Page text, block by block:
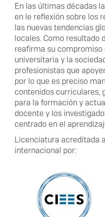
En las últimas décadas
en le reflexión sobre los
las nuevas tendencias
locales. Como resultado
reafirma su compromiso
universitaria y la
profesionistas que
por lo que es preciso
contenidos curriculares,
para la formación y
docente y los
centrado en el
Licenciatura acreditada
internacional por: